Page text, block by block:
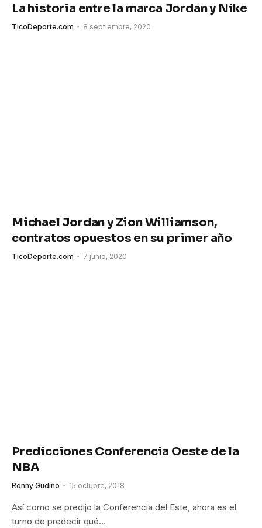
La historia entre la marca Jordan y Nike
TicoDeporte.com 8 septiembre, 2020
Michael Jordan y Zion Williamson,
contratos opuestos en su primer año
TicoDeporte.com 7 junio, 2020
Predicciones Conferencia Oeste de la
NBA
Ronny Gudiño 15 octubre, 2018
Así como se predijo la Conferencia del Este, ahora es el
turno de predecir qué…